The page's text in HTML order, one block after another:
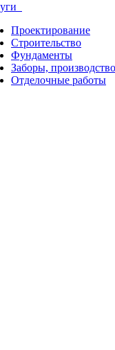
Проектирование
Строительство
Фундаменты
Заборы,
Отделочные работы